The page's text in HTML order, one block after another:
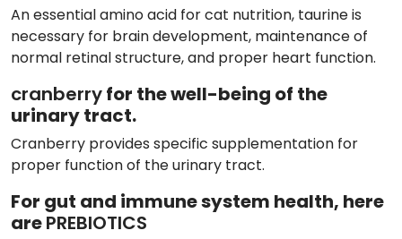
An essential amino acid for cat nutrition, taurine is
necessary for brain development, maintenance of
normal retinal structure, and proper heart function.
cranberryfor the well-being of the
urinary tract.
Cranberry provides specific supplementation for
proper function of the urinary tract.
For gut and immune system health, here
arePREBIOTICS